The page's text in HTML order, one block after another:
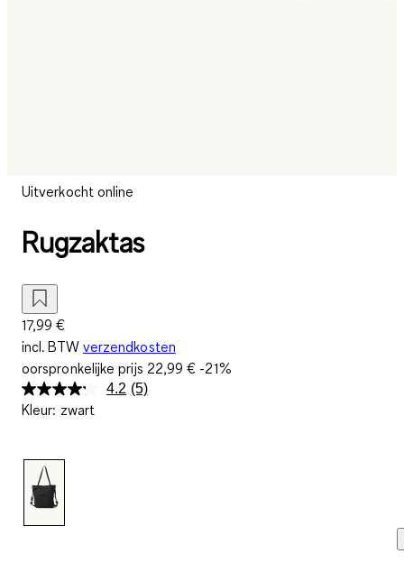
Uitverkocht online
Rugzaktas
17,99 €
incl. BTW verzendkosten
oorspronkelijke prijs 22,99 € -21%
4.2 Lees
(5)
Kleur: zwart